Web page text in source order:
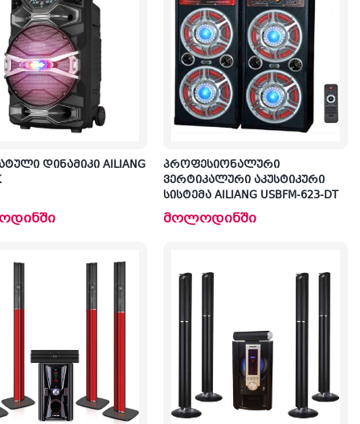
დინამიკი AILIANG
პროფესიონალური
ვერტიკალური აკუსტიკური
სისტემა AILIANG USBFM-623-DT
მოლოდინში